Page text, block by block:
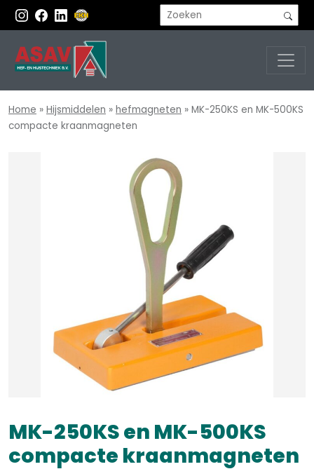
Home » Hijsmiddelen » hefmagneten » MK-250KS en MK-500KS
compacte kraanmagneten
MK-250KS en MK-500KS
compacte kraanmagneten